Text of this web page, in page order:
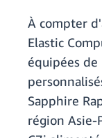
À compter
Elastic
équipées de
Sapphire
région Asie-